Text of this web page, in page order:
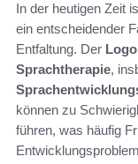
In der heutigen Zeit
ein entscheidender
Entfaltung. Der
Sprachtherapie,
können zu
führen, was häufig